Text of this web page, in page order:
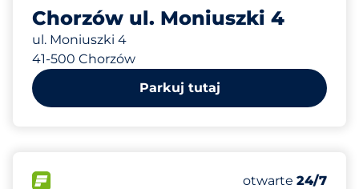
Chorzów ul. Moniuszki 4
ul. Moniuszki 4
41-500 Chorzów
Parkuj tutaj
Liczba miejsc
Całkowita
Sobota
otwarte 24/7
195 m